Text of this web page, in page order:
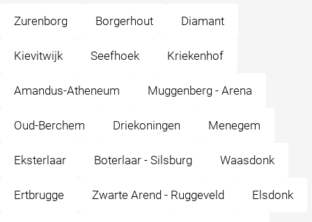
Zurenborg Borgerhout Diamant
Kievitwijk Seefhoek Kriekenhof
Amandus-Atheneum Muggenberg - Arena
Oud-Berchem Driekoningen Menegem
Eksterlaar Boterlaar - Silsburg Waasdonk
Ertbrugge Zwarte Arend - Ruggeveld Elsdonk